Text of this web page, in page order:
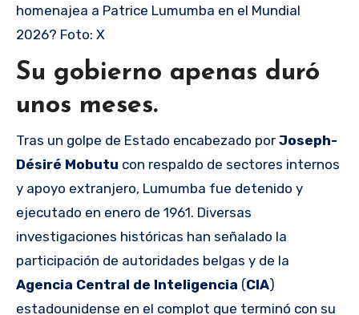
homenajea a Patrice Lumumba en el Mundial
2026? Foto: X
Su gobierno apenas duró
unos meses.
Tras un golpe de Estado encabezado por Joseph-
Désiré Mobutu con respaldo de sectores internos
y apoyo extranjero, Lumumba fue detenido y
ejecutado en enero de 1961. Diversas
investigaciones históricas han señalado la
participación de autoridades belgas y de la
Agencia Central de Inteligencia (CIA)
estadounidense en el complot que terminó con su